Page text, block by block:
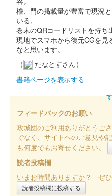
大阪・関西万博の開幕にあわせ
式キャラクター「ミャクミャク
「しろまるひめ」のコラボ御城
（日本語、英語）のセットで
姫路城 御城印
販売終了
大阪・関西万博の開幕にあわせ
式キャラクター「ミャクミャク
「しろまるひめ」のコラボ御城
（日本語、英語）のセットで
姫路城 御城印
櫓、門の掲載量が豊富で現況
いる。
巻末のQRコードリストを持ち
現地でスマホから復元CGを見
なと思います。
（
たなとすさん）
書籍ページを表示する
フィードバックのお願い
攻城団のご利用ありがとうご
でなく、サイトへのご意見や
も何度でもお寄せください。
読者投稿欄
いまお時間ありますか？ ぜひ
読者投稿欄に投稿する